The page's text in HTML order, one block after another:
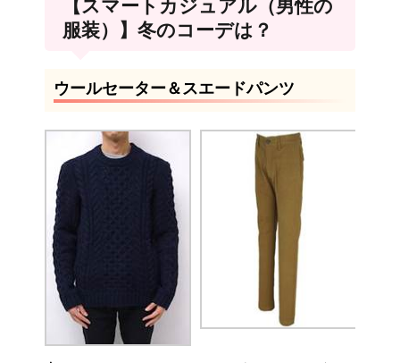
【スマートカジュアル（男性の
服装）】冬のコーデは？
ウールセーター＆スエードパンツ